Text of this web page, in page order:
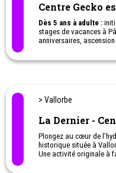
Centre Gecko
Dès 5 ans à adulte :
stages de vacances à
anniversaires,
sensation pour toute la
> Vallorbe
La Dernier -
Plongez au cœur de
historique située à
Une activité originale à